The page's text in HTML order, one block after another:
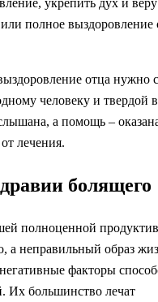
укрепить дух и
полное выздоровление
отца нужно
человеку и твердой
а помощь –
лечения.
болящего
полноценной
а неправильный образ
факторы
Их большинство лечат